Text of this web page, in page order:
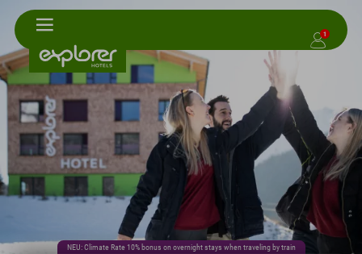
1
NEU: Climate Rate 10% bonus on overnight stays when traveling by train